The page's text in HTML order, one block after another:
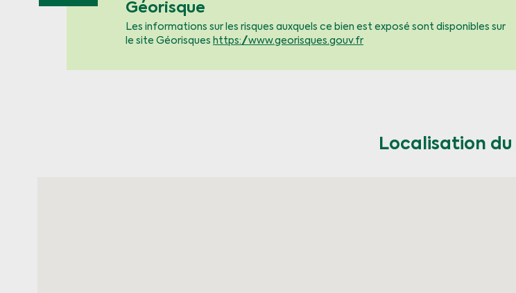
Géorisque
Les informations sur les risques auxquels ce bien est exposé sont disponibles sur
le site Géorisques https://www.georisques.gouv.fr
Localisation du